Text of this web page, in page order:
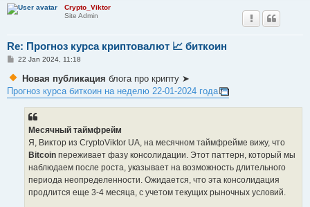
Crypto_Viktor
Site Admin
Re: Прогноз курса криптовалют 📈 биткоин
P
s
22 Jan 2024, 11:18
Новая публикация блога про крипту ➤
Прогноз курса биткоин на неделю 22-01-2024 года
Месячный таймфрейм
Я, Виктор из CryptoViktor UA, на месячном таймфрейме вижу, что
Bitcoin переживает фазу консолидации. Этот паттерн, который мы
наблюдаем после роста, указывает на возможность длительного
периода неопределенности. Ожидается, что эта консолидация
продлится еще 3-4 месяца, с учетом текущих рыночных условий.